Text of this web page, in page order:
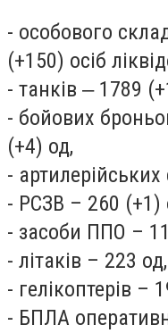
- особового
(+150) осіб
- танків ‒ 1789
- бойових
(+4) од,
-
- РСЗВ – 260 (+1)
- засоби ППО –
- літаків – 223 од,
- гелікоптерів –
- БПЛА